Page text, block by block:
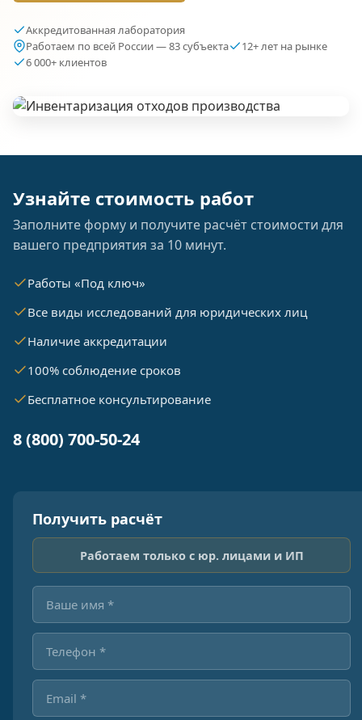
Аккредитованная лаборатория
Работаем по всей России — 83 субъекта
12+ лет на рынке
6 000+ клиентов
Узнайте стоимость работ
Заполните форму и получите расчёт стоимости для
вашего предприятия за 10 минут.
Работы «Под ключ»
Все виды исследований для юридических лиц
Наличие аккредитации
100% соблюдение сроков
Бесплатное консультирование
8 (800) 700-50-24
Получить расчёт
Работаем только с юр. лицами и ИП